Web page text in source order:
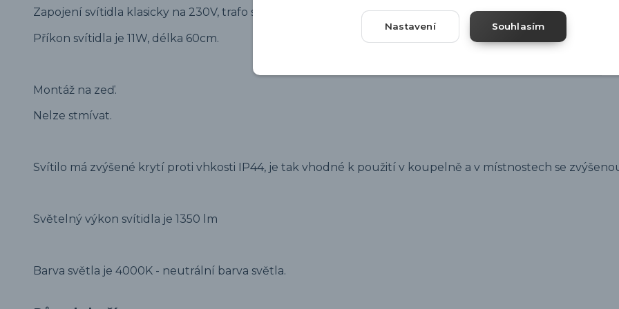
Zapojení svítidla klasicky na 230V, trafo součástí.
Příkon svítidla je 11W, délka 60cm.
Montáž na zeď.
Nelze stmívat.
Svítilo má zvýšené krytí proti vhkosti IP44, je tak vhodné k použití v koupelně a v místnostech se
Světelný výkon svítidla je 1350 lm
Barva světla je 4000K - neutrální barva světla.
Nastavení Souhlasím